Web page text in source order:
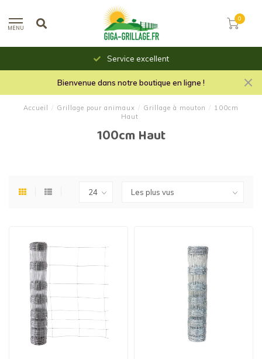
MENU
0
Service excellent
Bienvenue dans notre boutique en ligne !
Accueil / Grillage pour animaux / Grillage à mouton / 100cm
Haut
100cm Haut